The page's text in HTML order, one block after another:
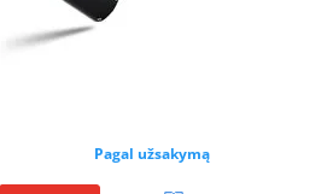
Pagal užsakymą